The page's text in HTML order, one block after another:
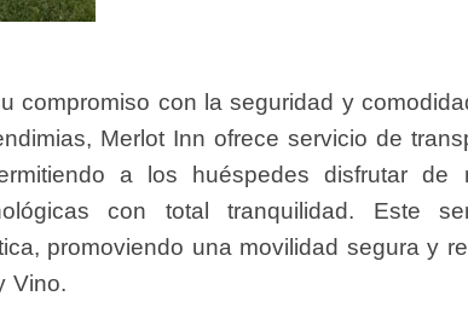
compromiso con la seguridad y
Merlot Inn ofrece servicio de
a los huéspedes disfrutar de
con total tranquilidad. Este
promoviendo una movilidad segura y
Vino.